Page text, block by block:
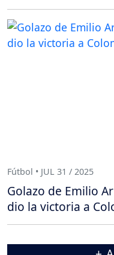
Fútbol • JUL 31 / 2025
Golazo de Emilio
dio la victoria a